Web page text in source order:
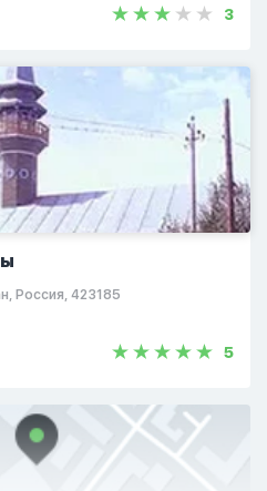
3
Россия, 423185
5